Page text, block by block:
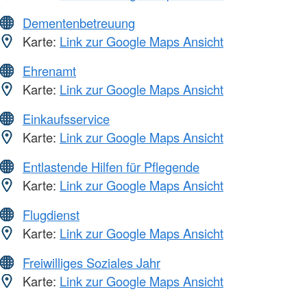
Dementenbetreuung
Karte: Link zur Google Maps Ansicht
Ehrenamt
Karte: Link zur Google Maps Ansicht
Einkaufsservice
Karte: Link zur Google Maps Ansicht
Entlastende Hilfen für Pflegende
Karte: Link zur Google Maps Ansicht
Flugdienst
Karte: Link zur Google Maps Ansicht
Freiwilliges Soziales Jahr
Karte: Link zur Google Maps Ansicht